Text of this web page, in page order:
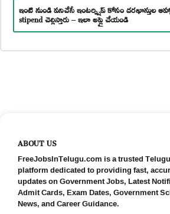
ఇంటి నుండి పనిచేసే ఇంటర్న్షిప్ కోసం దరఖాస్తుల
stipend చెల్లిస్తారు – ఇలా అప్లై చేయండి
ABOUT US
FreeJobsInTelugu.com is a trusted
platform dedicated to providing fast,
updates on Government Jobs, Latest
Admit Cards, Exam Dates, Government
News, and Career Guidance.